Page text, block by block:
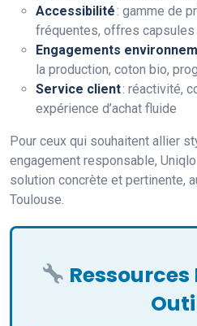
Accessibilité: gamme de
fréquentes, offres
Engagements
la production, coton bio,
Service client: réactivité,
expérience d’achat fluide
Pour ceux qui souhaitent allier
engagement responsable,
solution concrète et pertinente,
Toulouse.